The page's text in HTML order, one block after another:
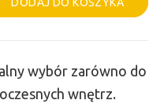
wybór zarówno do
wnętrz.